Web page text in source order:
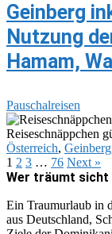
Geinberg
Nutzung
Hamam,
Pauschalreisen
Österreich, Geinberg
1 2 3 … 76 Next »
Wer träumt sicht
Ein Traumurlaub in
aus Deutschland,